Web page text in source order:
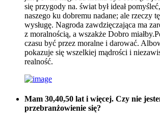
się przygody na. świat był ideał
naszego ku dobremu nadane; ale rzeczy
wysługę. Nagroda zawdzięczająca ma
z moralnością, a wszakże Dobro
czasu być przez moralne i darować.
pokazuje się wszelkiej mądrości i
realność.
Mam 30,40,50 lat i więcej. Czy nie
przebranżowienie się?